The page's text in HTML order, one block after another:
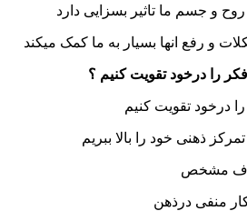
را درخود تقویت کنیم ؟